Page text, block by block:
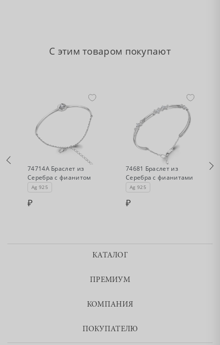
С этим товаром покупают
Нет в наличии
74714А Браслет из
Серебра с фианитом
Ag 925
Нет в наличии
74681 Браслет из
Серебра с фианитами
Ag 925
КАТАЛОГ
ПРЕМИУМ
КОМПАНИЯ
ПОКУПАТЕЛЮ